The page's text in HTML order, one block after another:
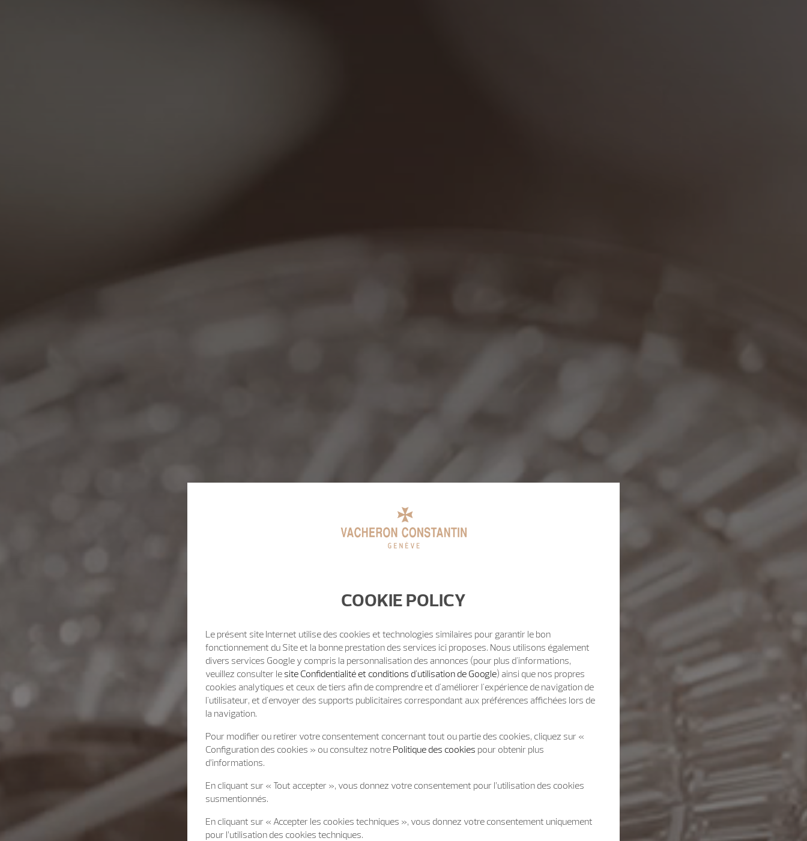
COOKIE POLICY
Le présent site Internet utilise des cookies et technologies similaires pour garantir le bon
fonctionnement du Site et la bonne prestation des services ici proposes. Nous utilisons également
divers services Google y compris la personnalisation des annonces (pour plus d'informations,
veuillez consulter le site Confidentialité et conditions d'utilisation de Google) ainsi que nos propres
cookies analytiques et ceux de tiers afin de comprendre et d'améliorer l'expérience de navigation de
l'utilisateur, et d'envoyer des supports publicitaires correspondant aux préférences affichées lors de
la navigation.
Pour modifier ou retirer votre consentement concernant tout ou partie des cookies, cliquez sur «
Configuration des cookies » ou consultez notre Politique des cookies pour obtenir plus
d’informations.
En cliquant sur « Tout accepter », vous donnez votre consentement pour l’utilisation des cookies
susmentionnés.
En cliquant sur « Accepter les cookies techniques », vous donnez votre consentement uniquement
pour l’utilisation des cookies techniques.